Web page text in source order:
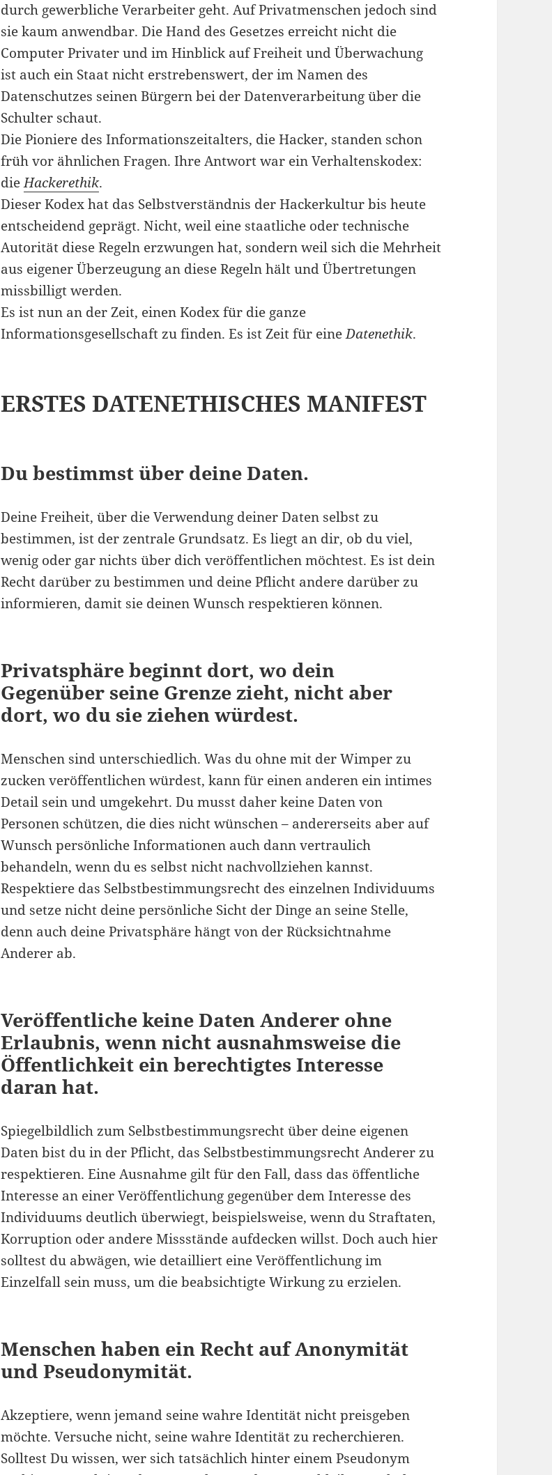
durch gewerbliche Verarbeiter geht. Auf Privatmenschen jedoch sind
sie kaum anwendbar. Die Hand des Gesetzes erreicht nicht die
Computer Privater und im Hinblick auf Freiheit und Überwachung
ist auch ein Staat nicht erstrebenswert, der im Namen des
Datenschutzes seinen Bürgern bei der Datenverarbeitung über die
Schulter schaut.
Die Pioniere des Informationszeitalters, die Hacker, standen schon
früh vor ähnlichen Fragen. Ihre Antwort war ein Verhaltenskodex:
dieHackerethik.
Dieser Kodex hat das Selbstverständnis der Hackerkultur bis heute
entscheidend geprägt. Nicht, weil eine staatliche oder technische
Autorität diese Regeln erzwungen hat, sondern weil sich die Mehrheit
aus eigener Überzeugung an diese Regeln hält und Übertretungen
missbilligt werden.
Es ist nun an der Zeit, einen Kodex für die ganze
Informationsgesellschaft zu finden. Es ist Zeit für eineDatenethik.
ERSTES DATENETHISCHES MANIFEST
Du bestimmst über deine Daten.
Deine Freiheit, über die Verwendung deiner Daten selbst zu
bestimmen, ist der zentrale Grundsatz. Es liegt an dir, ob du viel,
wenig oder gar nichts über dich veröffentlichen möchtest. Es ist dein
Recht darüber zu bestimmen und deine Pflicht andere darüber zu
informieren, damit sie deinen Wunsch respektieren können.
Privatsphäre beginnt dort, wo dein
Gegenüber seine Grenze zieht, nicht aber
dort, wo du sie ziehen würdest.
Menschen sind unterschiedlich. Was du ohne mit der Wimper zu
zucken veröffentlichen würdest, kann für einen anderen ein intimes
Detail sein und umgekehrt. Du musst daher keine Daten von
Personen schützen, die dies nicht wünschen – andererseits aber auf
Wunsch persönliche Informationen auch dann vertraulich
behandeln, wenn du es selbst nicht nachvollziehen kannst.
Respektiere das Selbstbestimmungsrecht des einzelnen Individuums
und setze nicht deine persönliche Sicht der Dinge an seine Stelle,
denn auch deine Privatsphäre hängt von der Rücksichtnahme
Anderer ab.
Veröffentliche keine Daten Anderer ohne
Erlaubnis, wenn nicht ausnahmsweise die
Öffentlichkeit ein berechtigtes Interesse
daran hat.
Spiegelbildlich zum Selbstbestimmungsrecht über deine eigenen
Daten bist du in der Pflicht, das Selbstbestimmungsrecht Anderer zu
respektieren. Eine Ausnahme gilt für den Fall, dass das öffentliche
Interesse an einer Veröffentlichung gegenüber dem Interesse des
Individuums deutlich überwiegt, beispielsweise, wenn du Straftaten,
Korruption oder andere Missstände aufdecken willst. Doch auch hier
solltest du abwägen, wie detailliert eine Veröffentlichung im
Einzelfall sein muss, um die beabsichtigte Wirkung zu erzielen.
Menschen haben ein Recht auf Anonymität
und Pseudonymität.
Akzeptiere, wenn jemand seine wahre Identität nicht preisgeben
möchte. Versuche nicht, seine wahre Identität zu recherchieren.
Solltest Du wissen, wer sich tatsächlich hinter einem Pseudonym